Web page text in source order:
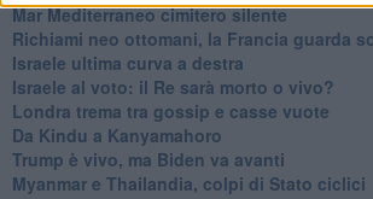
Mar Mediterraneo cimitero silente
Richiami neo ottomani, la Francia guarda
Israele ultima curva a destra
Israele al voto: il Re sarà morto o vivo?
Londra trema tra gossip e casse vuote
Da Kindu a Kanyamahoro
Trump è vivo, ma Biden va avanti
Myanmar e Thailandia, colpi di Stato ciclici